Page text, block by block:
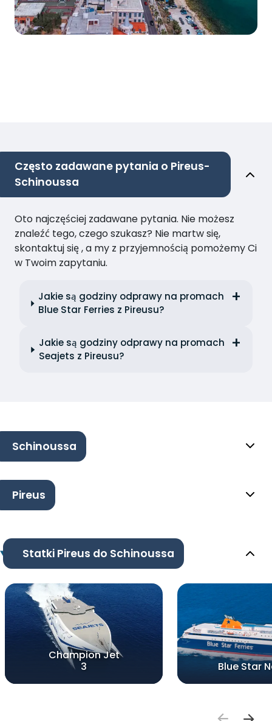
Często zadawane pytania o Pireus-
Schinoussa
Oto najczęściej zadawane pytania. Nie możesz
znaleźć tego, czego szukasz? Nie martw się,
skontaktuj się , a my z przyjemnością pomożemy Ci
w Twoim zapytaniu.
Jakie są godziny odprawy na promach
Blue Star Ferries z Pireusu?
Jakie są godziny odprawy na promach
Seajets z Pireusu?
Schinoussa
Pireus
Statki Pireus do Schinoussa
Champion Jet
3
Blue Star